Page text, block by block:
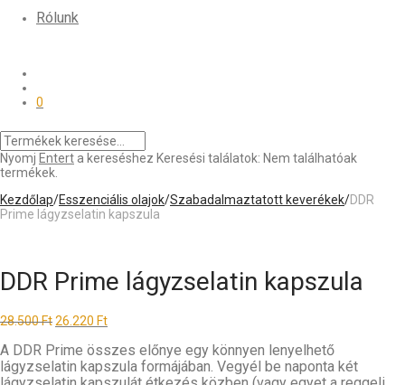
Rólunk
0
Nyomj Entert a kereséshez Keresési találatok: Nem találhatóak
termékek.
Kezdőlap/Esszenciális olajok/Szabadalmaztatott keverékek/DDR
Prime lágyzselatin kapszula
DDR Prime lágyzselatin kapszula
28.500Ft26.220 Ft
A DDR Prime összes előnye egy könnyen lenyelhető
lágyzselatin kapszula formájában. Vegyél be naponta két